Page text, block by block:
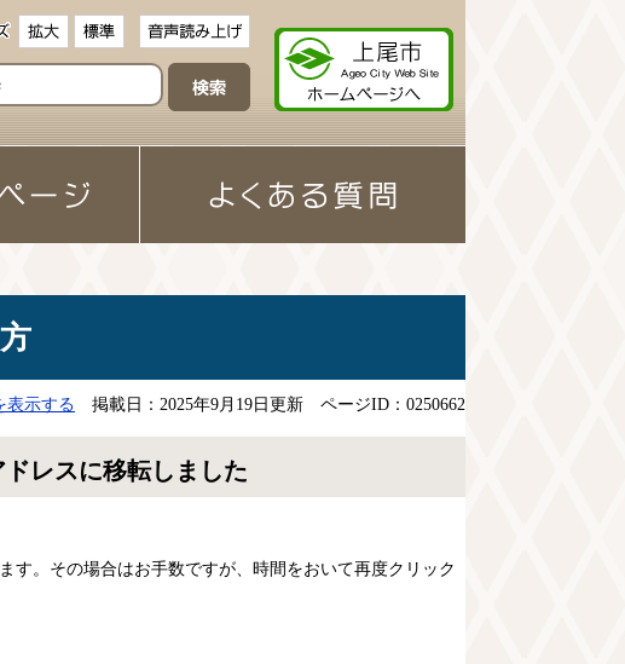
表示する 掲載日：2025年9月19日更新 ページID：0250662
レスに移転しました
。その場合はお手数ですが、時間をおいて再度クリック